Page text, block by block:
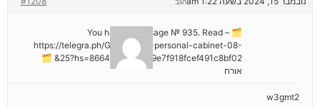
🗂 You have 1 message № 935. Read –
https://telegra.ph/Go-to-your-personal-cabinet-08-
25?hs=8664c520642b9e7f918fcef491c8bf02& 🗂
אורח
w3gmt2